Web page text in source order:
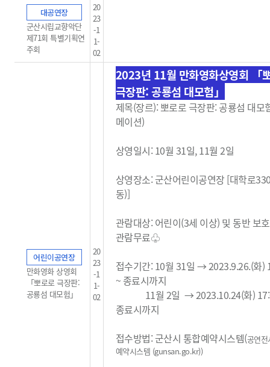
대공연장
군산시립교향악단
제71회 특별기획연
주회
20
23
-1
1-
02
어린이공연장
만화영화 상영회
「뽀로로 극장판:
공룡섬 대모험」
20
23
-1
1-
02
2023년 11월 만화영화상영회
「
극장판: 공룡섬 대모험」
제목(장르): 뽀로로 극장판: 공룡섬 대모
메이션)
상영일시: 10월 31일, 11월 2일
상영장소: 군산어린이공연장 [대학로
동)]
관람대상: 어린이(3세 이상) 및 동반 보
관람무료♧
접수기간: 10월 31일 → 2023.9.26.(화)
~ 종료시까지
11월 2일 → 2023.10.24(화)
종료시까지
접수방법: 군산시 통합예약시스템(공연
예약시스템 (gunsan.go.kr))